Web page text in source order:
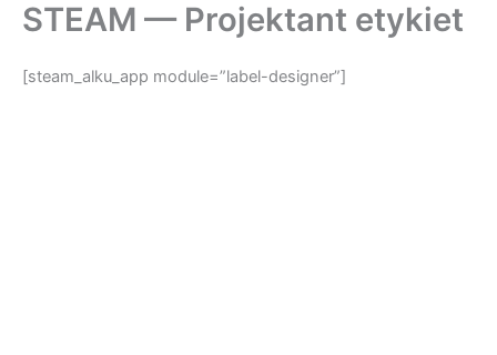
Przejdź
treści
STEAM — Projektant etykiet
[steam_alku_app module=”label-designer”]